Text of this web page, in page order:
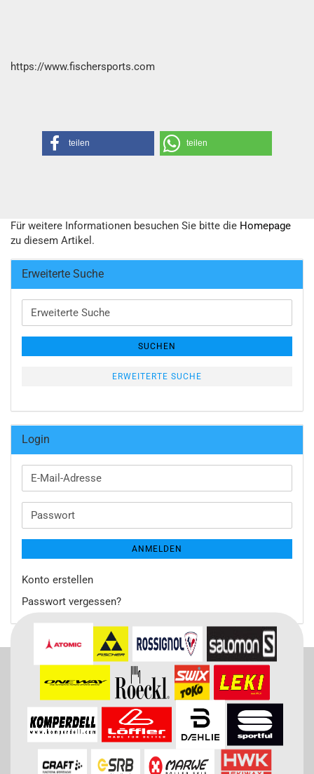
https://www.fischersports.com
teilen teilen
Für weitere Informationen besuchen Sie bitte die Homepage
zu diesem Artikel.
Erweiterte Suche
Erweiterte
Suche
SUCHEN
ERWEITERTE SUCHE
Login
E-
Mail-
Passwort
ANMELDEN
Konto erstellen
Passwort vergessen?